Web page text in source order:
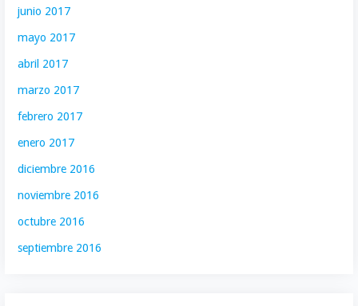
junio 2017
mayo 2017
abril 2017
marzo 2017
febrero 2017
enero 2017
diciembre 2016
noviembre 2016
octubre 2016
septiembre 2016